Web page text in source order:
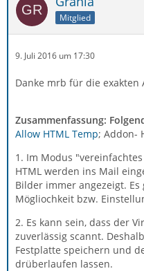
Mitglied
9. Juli 2016 um 17:30
Danke mrb für die exakten
Zusammenfassung:
Allow HTML Temp; Addon-
1. Im Modus
HTML werden ins Mail
Bilder immer angezeigt.
Mögliochkeit bzw.
2. Es kann sein, dass der
zuverlässig scannt.
Festplatte speichern und
drüberlaufen lassen.